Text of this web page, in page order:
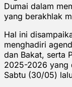
Dumai dalam
yang berakhlak
Hal ini
menghadiri
dan Bakat, serta
2025-2026 yang
Sabtu (30/05)